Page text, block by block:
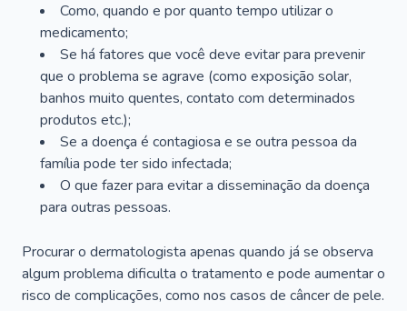
Como, quando e por quanto tempo utilizar o
medicamento;
Se há fatores que você deve evitar para prevenir
que o problema se agrave (como exposição solar,
banhos muito quentes, contato com determinados
produtos etc.);
Se a doença é contagiosa e se outra pessoa da
família pode ter sido infectada;
O que fazer para evitar a disseminação da doença
para outras pessoas.
Procurar o dermatologista apenas quando já se observa
algum problema dificulta o tratamento e pode aumentar o
risco de complicações, como nos casos de câncer de pele.